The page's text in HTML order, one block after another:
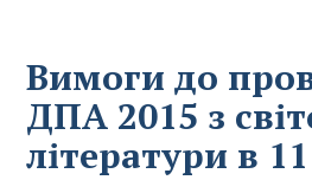
Вимоги до
ДПА 2015 з
літератури в